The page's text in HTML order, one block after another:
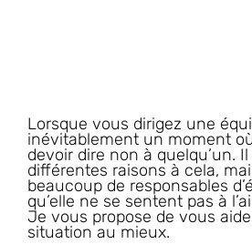
Lorsque vous dirigez une
inévitablement un moment
devoir dire non à quelqu’un.
différentes raisons à cela,
beaucoup de responsables
qu’elle ne se sentent pas à
Je vous propose de vous
situation au mieux.